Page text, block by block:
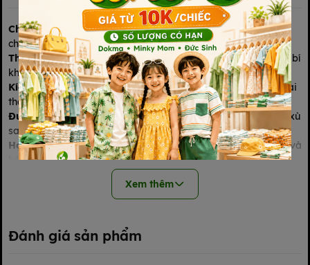
Chất liệu cotton cao cấp, mềm mịn, thấm hút tốt – an toàn
cho làn da nhạy cảm của bé
Thiết kế 2 lớp, vừa ấm áp vừa thoáng khí – bé không bị hầm bí
khi dùng lâu
Kích thước rộng rãi, quấn gọn toàn thân bé từ sơ sinh đến vài
tháng tuổi
Đường may chắc chắn, tinh tế, dùng được lâu, không bung xù
sau giặt
Họa tiết dễ thương, màu sắc trang nhã, phù hợp cả bé trai và
bé gái
chăn đắp, khăn quấn, lót xe đẩy hoặc ủ bé
Xem thêm
Đánh giá sản phẩm